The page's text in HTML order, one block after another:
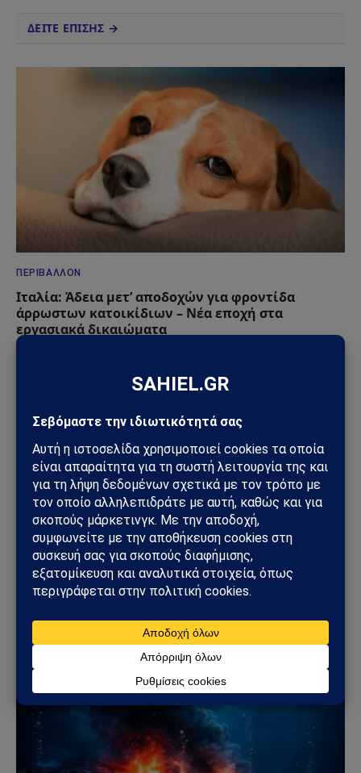
ΔΕΙΤΕ ΕΠΙΣΗΣ →
ΠΕΡΙΒΆΛΛΟΝ
Ιταλία: Άδεια μετ’ αποδοχών για φροντίδα
άρρωστων κατοικίδιων – Νέα εποχή στα
εργασιακά δικαιώματα
ΠΕΡΙΒΆΛΛΟΝ
Μασίφ Ατλαντίς φέρνει την ανθρωπότητα πιο
κοντά στο άγνωστο εσωτερικό του πλανήτη
16/02/2026